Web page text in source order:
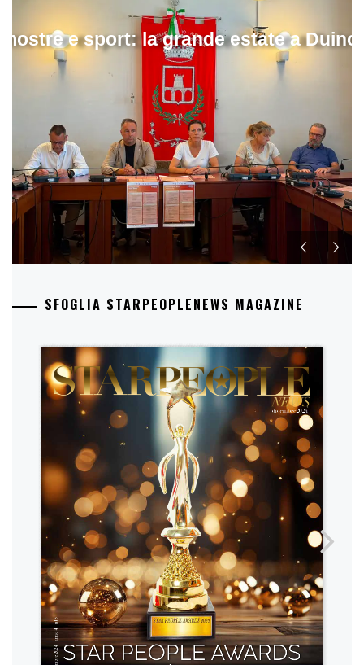
e sport: la grande estate a
SFOGLIA STARPEOPLENEWS MAGAZINE